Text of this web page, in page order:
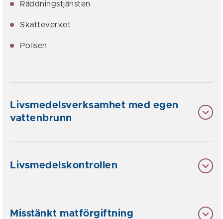
Räddningstjänsten
Skatteverket
Polisen
Livsmedelsverksamhet med egen
vattenbrunn
Livsmedelskontrollen
Misstänkt matförgiftning